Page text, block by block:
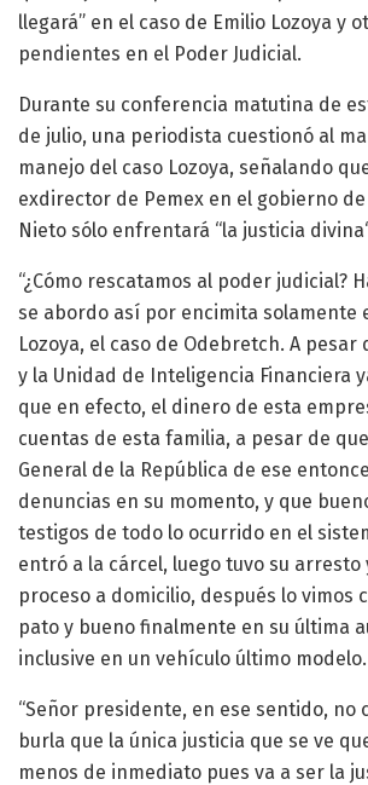
llegará” en el caso de Emilio Lozoya y
pendientes en el Poder Judicial.
Durante su conferencia matutina de
de julio, una periodista cuestionó al
manejo del caso Lozoya, señalando
exdirector de Pemex en el gobierno
Nieto sólo enfrentará “la justicia
“¿Cómo rescatamos al poder judicial?
se abordo así por encimita solamente
Lozoya, el caso de Odebretch. A pesar
y la Unidad de Inteligencia Financiera
que en efecto, el dinero de esta
cuentas de esta familia, a pesar de
General de la República de ese
denuncias en su momento, y que
testigos de todo lo ocurrido en el
entró a la cárcel, luego tuvo su arresto
proceso a domicilio, después lo vimos
pato y bueno finalmente en su última
inclusive en un vehículo último modelo.
“Señor presidente, en ese sentido, no
burla que la única justicia que se ve
menos de inmediato pues va a ser la